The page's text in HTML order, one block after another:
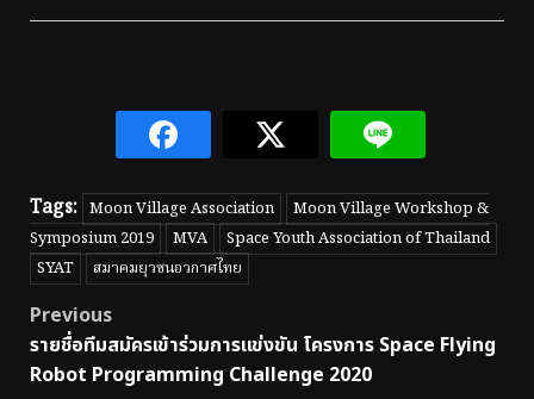
Tags: Moon Village Association
Moon Village Workshop &
Symposium 2019
MVA
Space Youth Association of Thailand
SYAT
สมาคมยุวชนอวกาศไทย
Post
navigation
Previous
รายชื่อทีมสมัครเข้าร่วมการแข่งขัน โครงการ Space Flying
Robot Programming Challenge 2020